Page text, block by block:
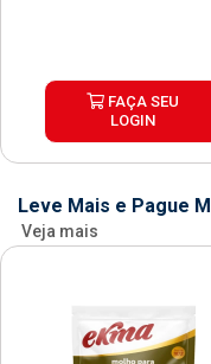
FAÇA SEU
LOGIN
Leve Mais e Pague
Veja mais